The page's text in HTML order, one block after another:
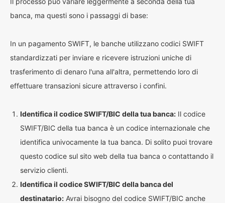
banca, ma questi sono i passaggi di base:
In un pagamento SWIFT, le banche utilizzano codici SWIFT
standardizzati per inviare e ricevere istruzioni uniche di
trasferimento di denaro l'una all'altra, permettendo loro di
effettuare transazioni sicure attraverso i confini.
Identifica il codice SWIFT/BIC della tua banca: Il codice
SWIFT/BIC della tua banca è un codice internazionale che
identifica univocamente la tua banca. Di solito puoi trovare
questo codice sul sito web della tua banca o contattando il
servizio clienti.
Identifica il codice SWIFT/BIC della banca del
destinatario: Avrai bisogno del codice SWIFT/BIC anche